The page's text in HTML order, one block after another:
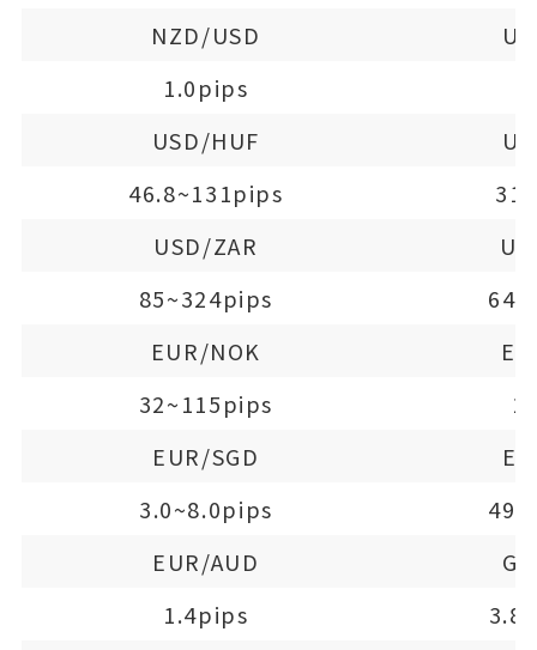
NZD/USD
1.0pips
USD/HUF
46.8~131pips
USD/ZAR
85~324pips
EUR/NOK
32~115pips
EUR/SGD
3.0~8.0pips
EUR/AUD
1.4pips